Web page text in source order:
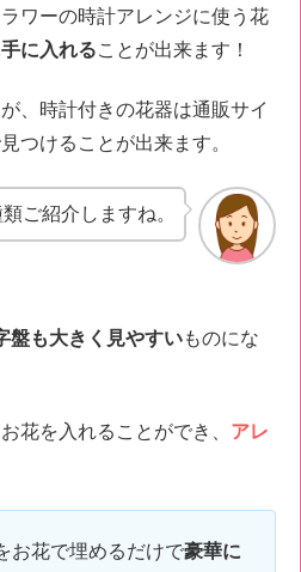
ワーの時計アレンジに使う花
に入れることが出来ます！
、時計付きの花器は通販サイ
つけることが出来ます。
ご紹介しますね。
盤も大きく見やすいものにな
花を入れることができ、 アレ
お花で埋めるだけで豪華に